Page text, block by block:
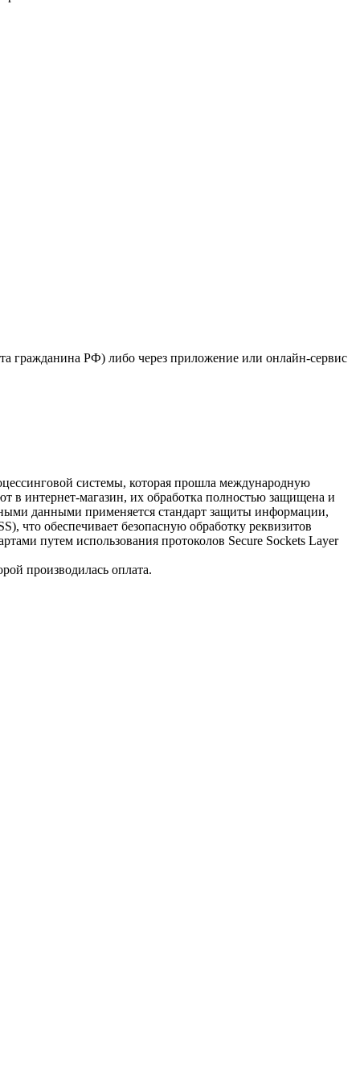
гражданина РФ) либо через приложение или онлайн-сервис
системы, которая прошла международную
в интернет-магазин, их обработка полностью защищена и
данными применяется стандарт защиты информации,
что обеспечивает безопасную обработку реквизитов
путем использования протоколов Secure Sockets Layer
производилась оплата.